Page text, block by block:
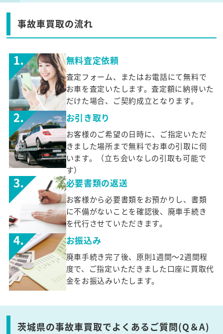
事故車買取の流れ
無料査定依頼
査定フォーム、またはお電話にて無料で
お車を査定いたします。査定額に納得いた
だけた場合、ご契約成立となります。
お引き取り
お客様のご希望の日時に、ご指定いただ
きました場所まで無料でお車の引取に伺
います。（立ち会いなしの引取も可能で
す）
必要書類の返送
お客様から必要書類をお預かりし、書類
に不備がないことを確認後、廃車手続き
を代行させていただきます。
お振込み
廃車手続き完了後、原則1週間～2週間程
度で、ご指定いただきました口座に買取代
金をお振込みいたします。
茨城県の事故車買取でよくあるご質問(Q＆A)